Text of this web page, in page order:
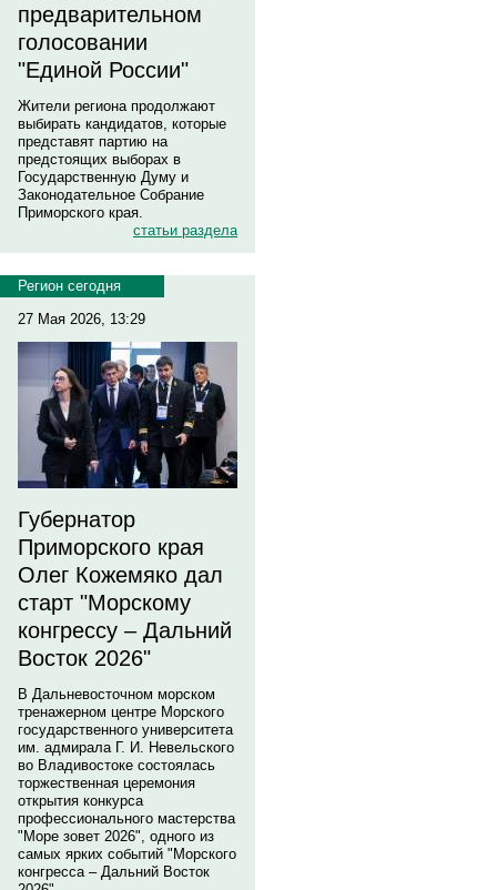
предварительном
голосовании
"Единой России"
Жители региона продолжают
выбирать кандидатов, которые
представят партию на
предстоящих выборах в
Государственную Думу и
Законодательное Собрание
Приморского края.
статьи раздела
Регион сегодня
27 Мая 2026, 13:29
Губернатор
Приморского края
Олег Кожемяко дал
старт "Морскому
конгрессу – Дальний
Восток 2026"
В Дальневосточном морском
тренажерном центре Морского
государственного университета
им. адмирала Г. И. Невельского
во Владивостоке состоялась
торжественная церемония
открытия конкурса
профессионального мастерства
"Море зовет 2026", одного из
самых ярких событий "Морского
конгресса – Дальний Восток